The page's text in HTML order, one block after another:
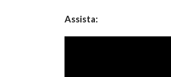
Assista: